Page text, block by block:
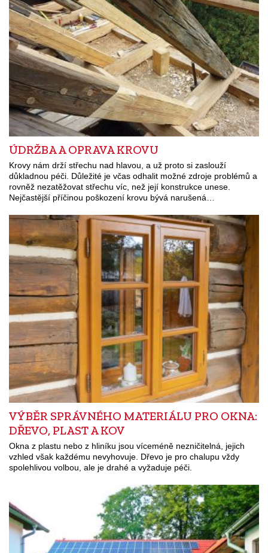
ÚDRŽBA A OPRAVA KROVU
Krovy nám drží střechu nad hlavou, a už proto si zaslouží
důkladnou péči. Důležité je včas odhalit možné zdroje problémů a
rovněž nezatěžovat střechu víc, než její konstrukce unese.
Nejčastější příčinou poškození krovu bývá narušená…
VÝBĚR SPRÁVNÉHO MATERIÁLU PRO OKNA:
DŘEVO, PLAST A KOV
Okna z plastu nebo z hliníku jsou víceméně nezničitelná, jejich
vzhled však každému nevyhovuje. Dřevo je pro chalupu vždy
spolehlivou volbou, ale je drahé a vyžaduje péči.